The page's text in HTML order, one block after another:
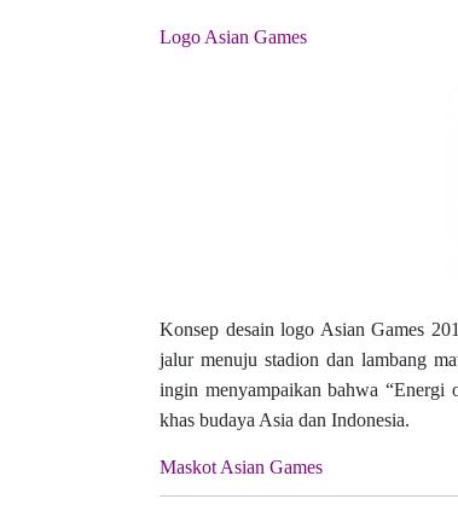
Logo Asian Games
Konsep desain logo Asian Games
jalur menuju stadion dan lambang
ingin menyampaikan bahwa “Energi
khas budaya Asia dan Indonesia.
Maskot Asian Games